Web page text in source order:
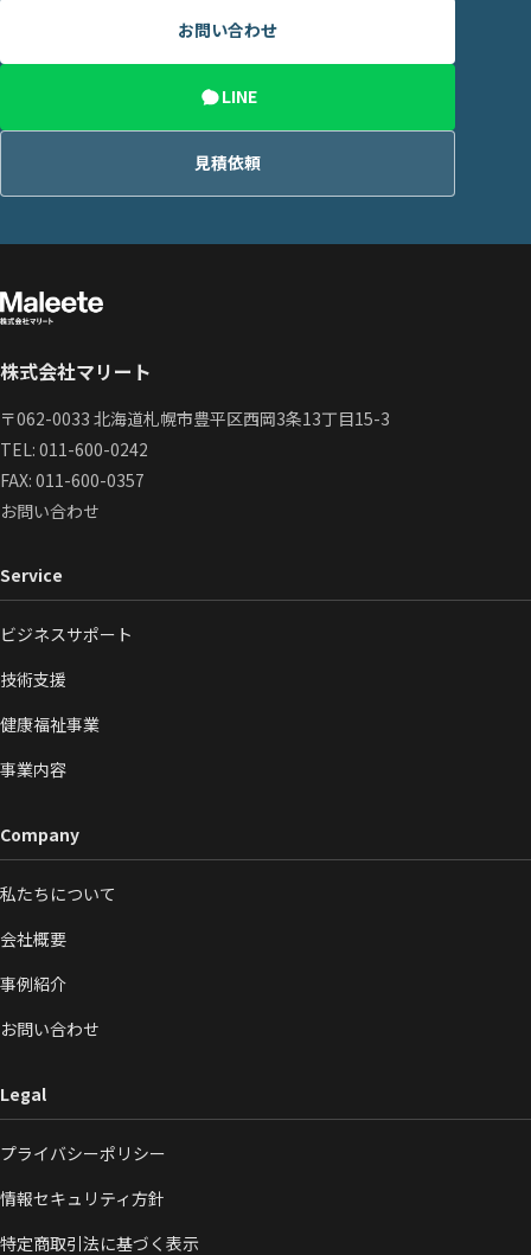
お問い合わせ
LINE
見積依頼
株式会社マリート
〒062-0033 北海道札幌市豊平区西岡3条13丁目15-3
TEL: 011-600-0242
FAX: 011-600-0357
お問い合わせ
Service
ビジネスサポート
技術支援
健康福祉事業
事業内容
Company
私たちについて
会社概要
事例紹介
お問い合わせ
Legal
プライバシーポリシー
情報セキュリティ方針
特定商取引法に基づく表示